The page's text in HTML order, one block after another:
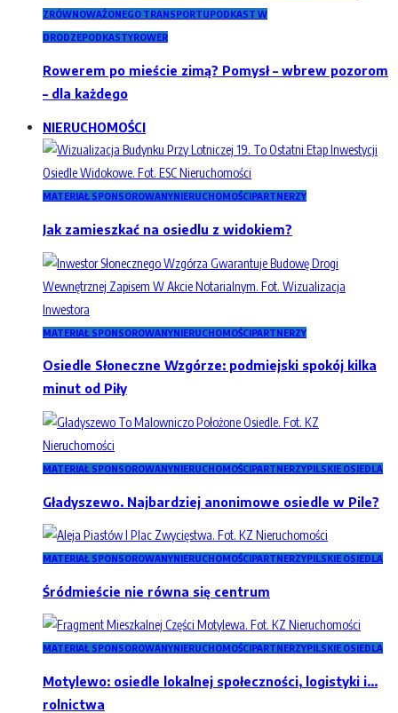
ZRÓWNOWAŻONEGO TRANSPORTUPODKAST W
DRODZEPODKASTYROWER
Rowerem po mieście zimą? Pomysł – wbrew pozorom
– dla każdego
NIERUCHOMOŚCI
MATERIAŁ SPONSOROWANYNIERUCHOMOŚCIPARTNERZY
Jak zamieszkać na osiedlu z widokiem?
MATERIAŁ SPONSOROWANYNIERUCHOMOŚCIPARTNERZY
Osiedle Słoneczne Wzgórze: podmiejski spokój kilka
minut od Piły
MATERIAŁ SPONSOROWANYNIERUCHOMOŚCIPARTNERZYPILSKIE OSIEDLA
Gładyszewo. Najbardziej anonimowe osiedle w Pile?
MATERIAŁ SPONSOROWANYNIERUCHOMOŚCIPARTNERZYPILSKIE OSIEDLA
Śródmieście nie równa się centrum
MATERIAŁ SPONSOROWANYNIERUCHOMOŚCIPARTNERZYPILSKIE OSIEDLA
Motylewo: osiedle lokalnej społeczności, logistyki i…
rolnictwa